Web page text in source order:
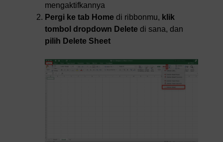
mengaktifkannya
Pergi ke tab Home di ribbonmu, klik
tombol dropdown Delete di sana, dan
pilih Delete Sheet